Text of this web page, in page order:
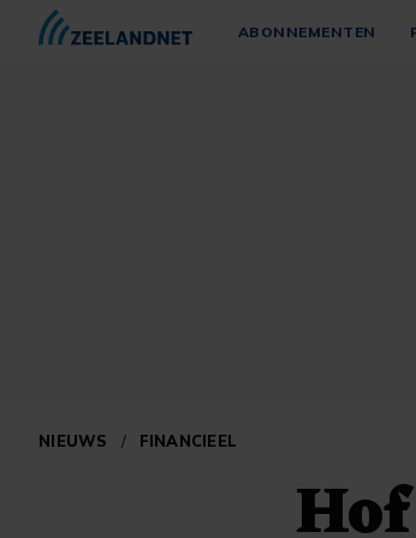
ABONNEMENTEN
NIEUWS / FINANCIEEL